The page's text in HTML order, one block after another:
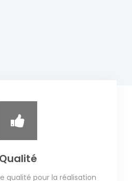
Qualité
qualité pour la réalisation